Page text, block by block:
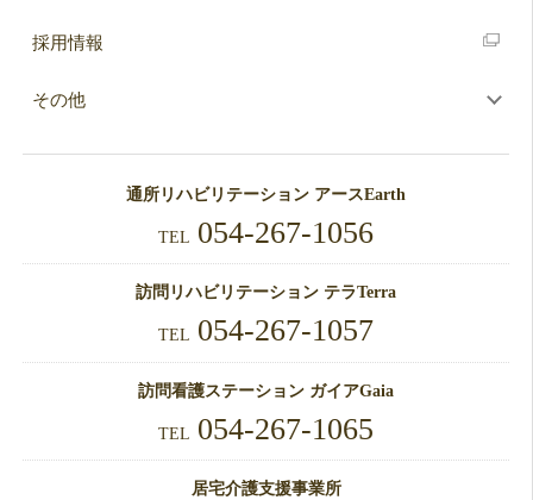
採用情報
その他
通所リハビリテーション アースEarth
TEL 054-267-1056
訪問リハビリテーション テラTerra
TEL 054-267-1057
訪問看護ステーション ガイアGaia
TEL 054-267-1065
居宅介護支援事業所